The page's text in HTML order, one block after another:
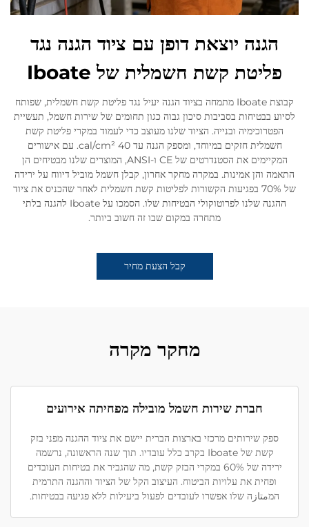
הגנה יוצאת דופן עם ציוד הגנה נגד
פליטת קשת חשמלית של Iboate
קבוצת Iboate מתמחה בציוד הגנה יעיל נגד פליטת קשת חשמלית, שפותח
לסיוע בבטיחות בסביבות סיכון גבוה כגון תחומים של שירות חשמל, תעשיית
הפטרוכימיה ובנייה. הציוד שלנו מעוצב כדי לעמוד במקרי פליטת קשת
חשמלית חזקים במיוחד, ומספק הגנה עד 40 cal/cm². עם אישורים
המקיימים את הסטנדרטים של CE ו-ANSI, המוצרים שלנו מבטיחים הן
התאמה והן אמינות. במקרה מחקר אחרון, קבלן חשמל מוביל דיווח על ירידה
של 70% בפגיעות הקשורות לפליטות קשת חשמלית לאחר שהכניס את ציוד
ההגנה שלנו לפרוטוקולי הבטיחות שלו. הסמכו על Iboate להגנה בלתי
מתחרה במקום שבו זה חשוב ביותר.
קבל הצעת מחיר
מחקר מקרה
חברת שירות חשמל מובילה מפחיתה אירועים
ספק שירותים מרכזי בארצות הברית יישם את ציוד ההגנה מפני בזק
קשת של Iboate בקרב כלל עובדיו. תוך שנה הראשונה, נרשמה
ירידה של 60% במקרי הבזק קשת, מה שהגביר את בטיחות העובדים
ופחית את עלויות הביטוח. העיצוב הקל של הציוד וההגנה התרמית
המمتازה שלו אפשרו לעובדים לפעול ביעילות ללא פגיעה בבטיחות.